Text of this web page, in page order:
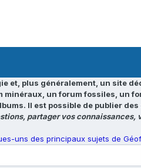
et, plus généralement, un site
un forum fossiles, un
Il est possible de publier
partager vos connaissances,
uns des principaux sujets de